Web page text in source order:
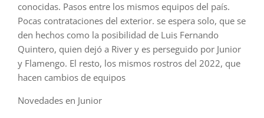
conocidas. Pasos entre los mismos equipos del país.
Pocas contrataciones del exterior. se espera solo, que se
den hechos como la posibilidad de Luis Fernando
Quintero, quien dejó a River y es perseguido por Junior
y Flamengo. El resto, los mismos rostros del 2022, que
hacen cambios de equipos
Novedades en Junior